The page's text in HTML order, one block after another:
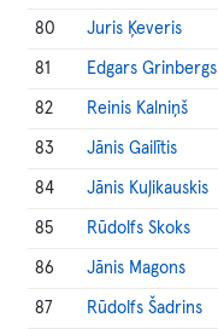
80 Juris Ķeveris
81 Edgars Grinbergs
82 Reinis Kalniņš
83 Jānis Gailītis
84 Jānis Kuļikauskis
85 Rūdolfs Skoks
86 Jānis Magons
87 Rūdolfs Šadrins